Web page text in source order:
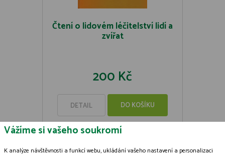
Čtení o lidovém léčitelství lidí a
zvířat
200 Kč
DETAIL DO KOŠÍKU
Vážíme si vašeho soukromí
K analýze návštěvnosti a funkcí webu, ukládání vašeho nastavení a personalizaci